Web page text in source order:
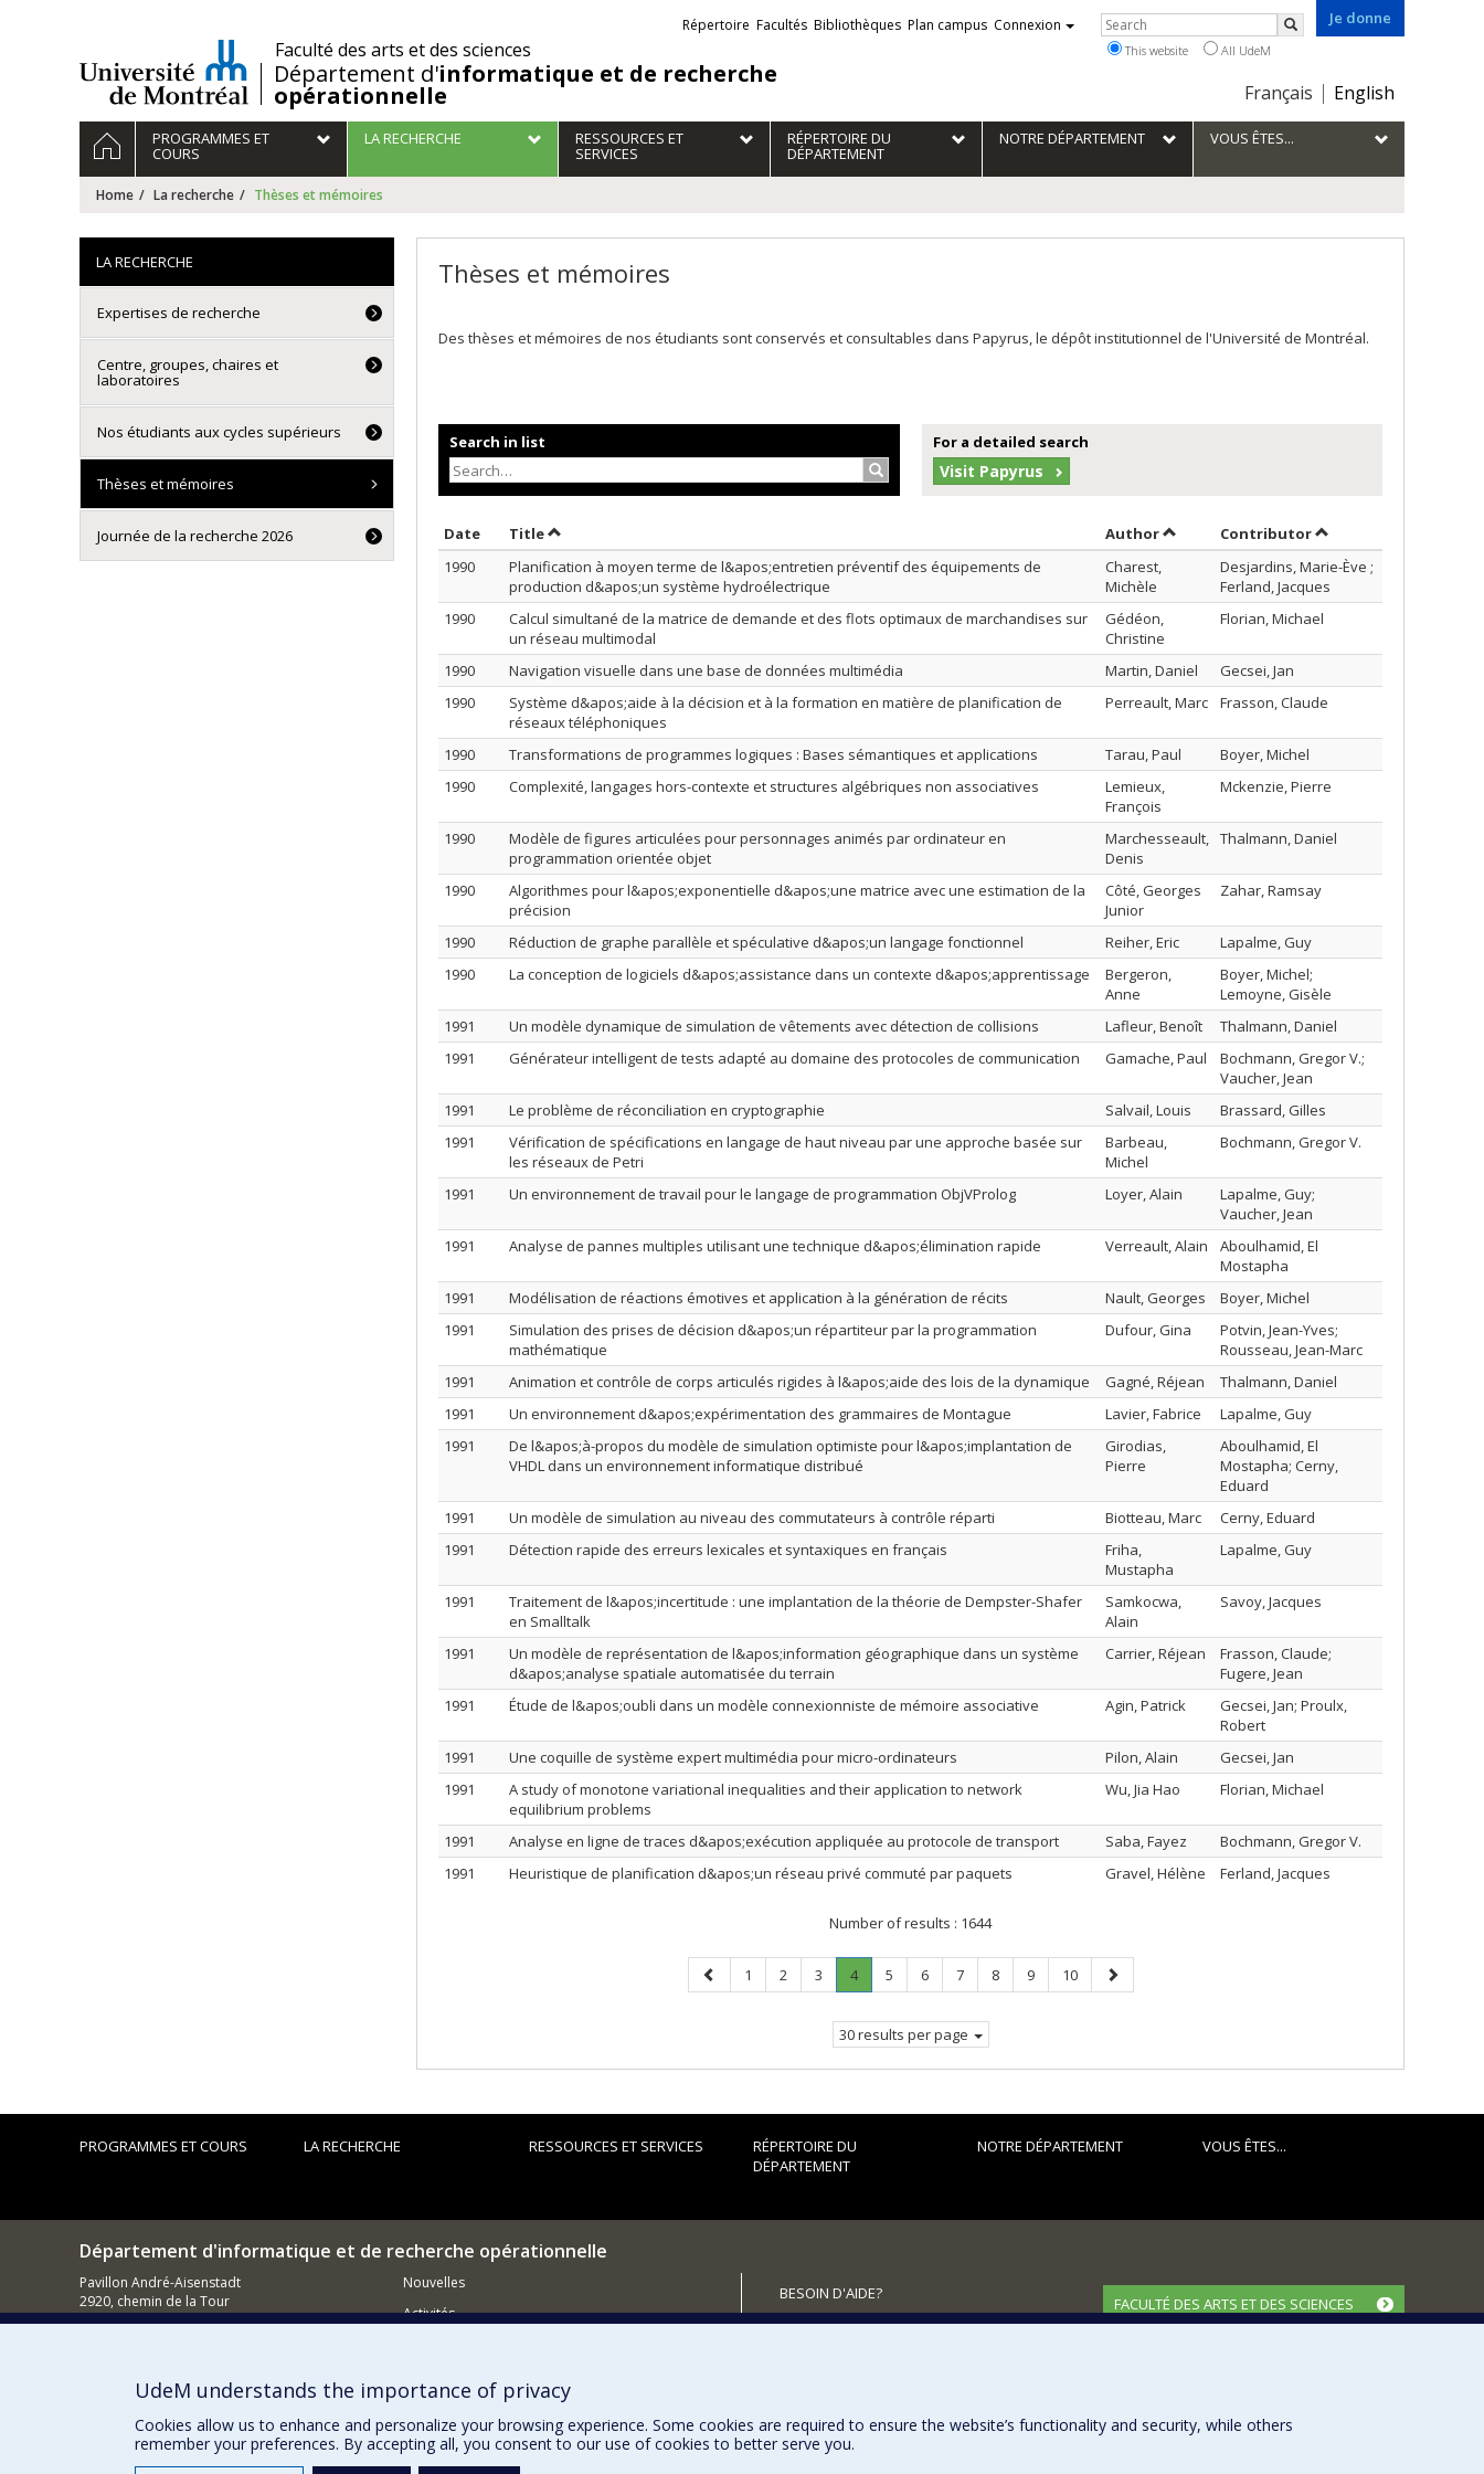
/Faculté des arts et des sciences
Département d'informatique et de recherche
opérationnelle
Je donne
Choix
la
langue
Français English
Liens
externes
Répertoire Facultés Bibliothèques Plan campus Connexion Rechercher
Search
This website All UdeM
Navigation
principale
HOMEPROGRAMMES ET
COURS
LA RECHERCHE RESSOURCES ET
SERVICES
RÉPERTOIRE DU
DÉPARTEMENT
NOTRE DÉPARTEMENT VOUS ÊTES...
Home La recherche Thèses et mémoires
Thèses et mémoires
Des thèses et mémoires de nos étudiants sont conservés et consultables dans Papyrus, le dépôt institutionnel de l'Université de Montréal.
Search in list
Search…
For a detailed search
Visit Papyrus
Date Sort by date in descending order
TitleSort by title in descending order AuthorSort by author in descending order
Contributorby contributor in
1990
Planification à moyen terme de l&apos;entretien préventif des équipements de
production d&apos;un système hydroélectrique
Charest,
Michèle
Desjardins, Marie-Ève ;
Ferland, Jacques
1990
Calcul simultané de la matrice de demande et des flots optimaux de marchandises sur
un réseau multimodal
Gédéon,
Christine
Florian, Michael
1990 Navigation visuelle dans une base de données multimédia Martin, Daniel
Gecsei, Jan
1990
Système d&apos;aide à la décision et à la formation en matière de planification de
réseaux téléphoniques
Perreault, Marc Frasson, Claude
1990 Transformations de programmes logiques : Bases sémantiques et applications Tarau, Paul
Boyer, Michel
1990
Complexité, langages hors-contexte et structures algébriques non associatives
Lemieux,
François
Mckenzie, Pierre
1990
Modèle de figures articulées pour personnages animés par ordinateur en
programmation orientée objet
Marchesseault,
Denis
Thalmann, Daniel
1990
Algorithmes pour l&apos;exponentielle d&apos;une matrice avec une estimation de la
précision
Côté, Georges
Junior
Zahar, Ramsay
1990 Réduction de graphe parallèle et spéculative d&apos;un langage fonctionnel Reiher, Eric
Lapalme, Guy
1990
La conception de logiciels d&apos;assistance dans un contexte d&apos;apprentissage
Bergeron,
Anne
Boyer, Michel;
Lemoyne, Gisèle
1991
Un modèle dynamique de simulation de vêtements avec détection de collisions Lafleur, Benoît
Thalmann, Daniel
1991
Générateur intelligent de tests adapté au domaine des protocoles de communication Gamache, Paul
Bochmann, Gregor V.;
Vaucher, Jean
1991
Le problème de réconciliation en cryptographie Salvail, Louis
Brassard, Gilles
1991
Vérification de spécifications en langage de haut niveau par une approche basée sur
les réseaux de Petri
Barbeau,
Michel
Bochmann, Gregor V.
1991 Un environnement de travail pour le langage de programmation ObjVProlog Loyer, Alain
Lapalme, Guy;
Vaucher, Jean
1991
Analyse de pannes multiples utilisant une technique d&apos;élimination rapide Verreault, Alain
Aboulhamid, El
Mostapha
1991
Modélisation de réactions émotives et application à la génération de récits Nault, Georges
Boyer, Michel
1991
Simulation des prises de décision d&apos;un répartiteur par la programmation
mathématique
Dufour, Gina
Potvin, Jean-Yves;
Rousseau, Jean-Marc
1991
Animation et contrôle de corps articulés rigides à l&apos;aide des lois de la dynamique Gagné, Réjean
Thalmann, Daniel
1991
Un environnement d&apos;expérimentation des grammaires de Montague Lavier, Fabrice
Lapalme, Guy
1991
De l&apos;à-propos du modèle de simulation optimiste pour l&apos;implantation de
VHDL dans un environnement informatique distribué
Girodias,
Pierre
Aboulhamid, El
Mostapha; Cerny,
Eduard
1991
Un modèle de simulation au niveau des commutateurs à contrôle réparti Biotteau, Marc
Cerny, Eduard
1991
Détection rapide des erreurs lexicales et syntaxiques en français
Friha,
Mustapha
Lapalme, Guy
1991
Traitement de l&apos;incertitude : une implantation de la théorie de Dempster-Shafer
en Smalltalk
Samkocwa,
Alain
Savoy, Jacques
1991
Un modèle de représentation de l&apos;information géographique dans un système
d&apos;analyse spatiale automatisée du terrain
Carrier, Réjean
Frasson, Claude;
Fugere, Jean
1991
Étude de l&apos;oubli dans un modèle connexionniste de mémoire associative Agin, Patrick
Gecsei, Jan; Proulx,
Robert
1991
Une coquille de système expert multimédia pour micro-ordinateurs Pilon, Alain
Gecsei, Jan
1991
A study of monotone variational inequalities and their application to network
equilibrium problems
Wu, Jia Hao Florian, Michael
1991 Analyse en ligne de traces d&apos;exécution appliquée au protocole de transport Saba, Fayez
Bochmann, Gregor V.
1991
Heuristique de planification d&apos;un réseau privé commuté par paquets Gravel, Hélène Ferland, Jacques
Number of results : 1644
Previous
page
Page
1 Page
2 Page
3 Page
4.
Current
Page
5 Page
6 Page
7 Page
8 Page
9 Page
10
Next
page
30 results per page
LA RECHERCHE
Expertises de recherche
Centre, groupes, chaires et
laboratoires
Nos étudiants aux cycles supérieurs
Thèses et mémoires
Journée de la recherche 2026
PROGRAMMES ET COURS LA RECHERCHE RESSOURCES ET SERVICES
RÉPERTOIRE DU
DÉPARTEMENT
NOTRE DÉPARTEMENT VOUS ÊTES...
Département d'informatique et de recherche opérationnelle
Pavillon André-Aisenstadt
2920, chemin de la Tour
Montréal (QC)
Nouvelles
Activités
BESOIN D'AIDE?
Plan du site
FACULTÉ DES ARTS ET DES SCIENCES
UdeM understands the importance of privacy
Cookies allow us to enhance and personalize your browsing experience. Some cookies are required to ensure the website’s functionality and security, while others
remember your preferences. By accepting all, you consent to our use of cookies to better serve you.